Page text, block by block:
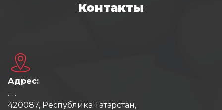
Контакты
Адрес:
. . .
420087, Республика Татарстан,